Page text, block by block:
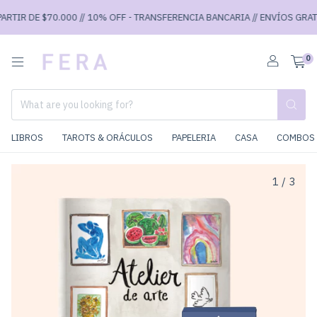
DE $70.000 // 10% OFF - TRANSFERENCIA BANCARIA // ENVÍOS GRATIS
0
LIBROS TAROTS & ORÁCULOS PAPELERIA CASA
1 / 3